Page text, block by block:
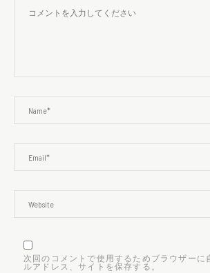
次回のコメントで使用するためブラウザーに
ルアドレス、サイトを保存する。